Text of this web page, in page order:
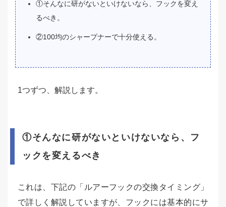
①そんなに研がないといけないなら、フックを変え
るべき。
②100均のシャープナーで十分使える。
1つずつ、解説します。
①そんなに研がないといけないなら、フ
ックを変えるべき
これは、下記の「ルアーフックの交換タイミング」
で詳しく解説していますが、フックには基本的にサ